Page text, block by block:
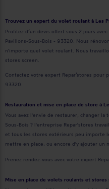
Trouvez un expert du volet roulant à Les
Profitez d’un devis offert sous 2 jours
Pavillons-Sous-Bois - 93320. Nous
n'importe quel volet roulant. Nous
stores screen.
Contactez votre expert Repar’stores pour
93320.
Restauration et mise en place de store à
Vous avez l'envie de restaurer, changer la
Sous-Bois ? l'entreprise Repar'stores
et tous les stores extérieurs peu importe
mettre en place, ou encore d'y ajouter un
Prenez rendez-vous avec votre expert
Mise en place de volets roulants et